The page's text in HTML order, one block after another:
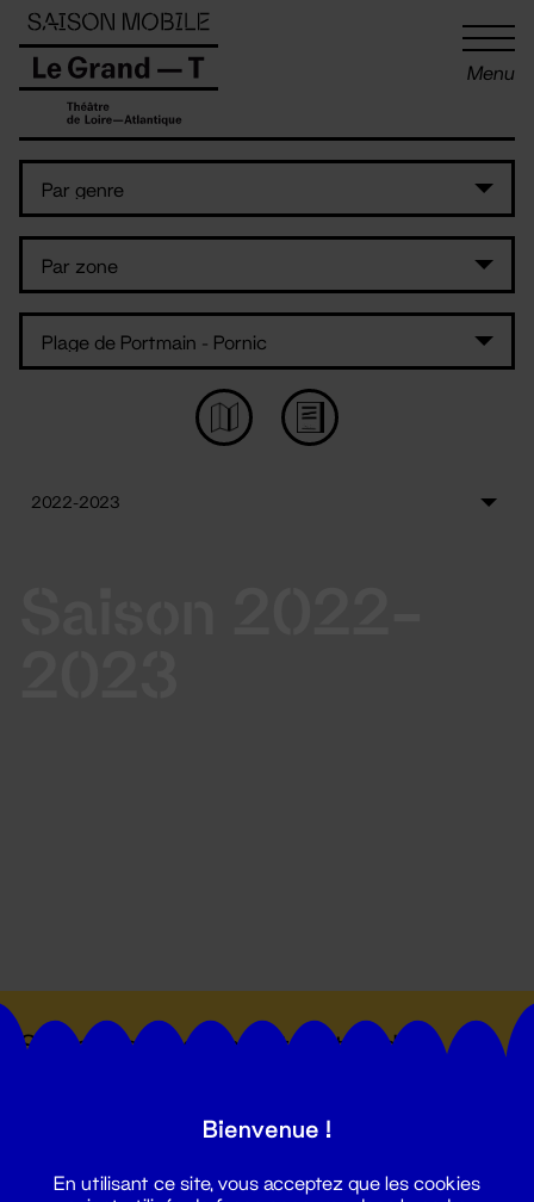
Menu
Suivez toutes les actualités du
Panneau de gestion des cookies
Bienvenue !
En utilisant ce site, vous acceptez que les cookies